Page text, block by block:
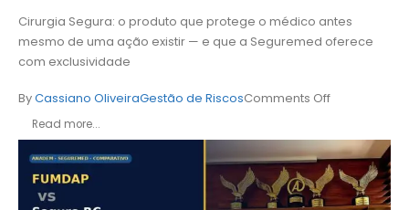
Cirurgia Segura: o produto que protege o médico antes
mesmo de uma ação existir — e que a Seguremed oferece
com exclusividade
ByCassiano OliveiraGestão de RiscosComments Off
Read more...